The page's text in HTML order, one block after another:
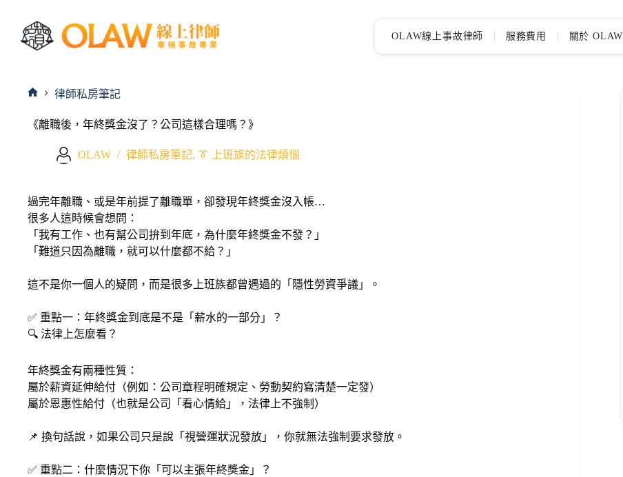
OLAW線上事故律師 服務費用 關於 OLAW
律師私房筆記
《離職後，年終獎金沒了？公司這樣合理嗎？》
OLAW 律師私房筆記, 👔 上班族的法律煩惱
過完年離職、或是年前提了離職單，卻發現年終獎金沒入帳…
很多人這時候會想問：
「我有工作、也有幫公司拚到年底，為什麼年終獎金不發？」
「難道只因為離職，就可以什麼都不給？」
這不是你一個人的疑問，而是很多上班族都曾遇過的「隱性勞資爭議」。
✅ 重點一：年終獎金到底是不是「薪水的一部分」？
🔍 法律上怎麼看？
年終獎金有兩種性質：
屬於薪資延伸給付（例如：公司章程明確規定、勞動契約寫清楚一定發）
屬於恩惠性給付（也就是公司「看心情給」，法律上不強制）
📌 換句話說，如果公司只是說「視營運狀況發放」，你就無法強制要求發放。
✅ 重點二：什麼情況下你「可以主張年終獎金」？